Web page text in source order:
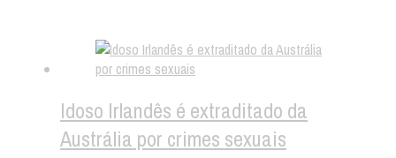
Idoso Irlandês é extraditado da
Austrália por crimes sexuais